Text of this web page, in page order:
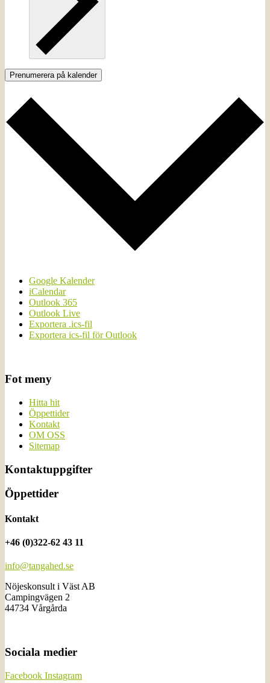
Prenumerera på kalender
Google Kalender
iCalendar
Outlook 365
Outlook Live
Exportera .ics-fil
Exportera ics-fil för Outlook
Fot meny
Hitta hit
Öppettider
Kontakt
OM OSS
Sitemap
Kontaktuppgifter
Öppettider
Kontakt
+46 (0)322-62 43 11
info@tangahed.se
Nöjeskonsult i Väst AB
Campingvägen 2
44734 Vårgårda
Sociala medier
Facebook Instagram